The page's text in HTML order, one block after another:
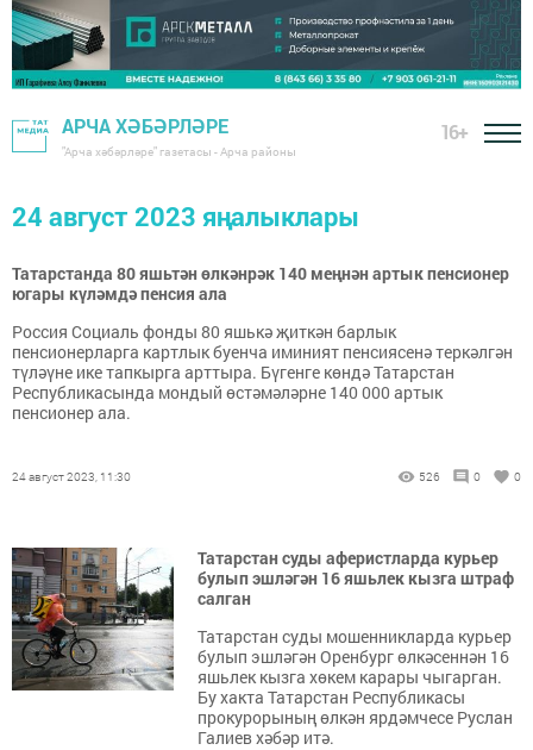
АРЧА ХӘБӘРЛӘРЕ
"Арча хәбәрләре" газетасы - Арча районы
16+
24 август 2023 яңалыклары
Татарстанда 80 яшьтән өлкәнрәк 140 меңнән артык пенсионер
югары күләмдә пенсия ала
Россия Социаль фонды 80 яшькә җиткән барлык
пенсионерларга картлык буенча иминият пенсиясенә теркәлгән
түләүне ике тапкырга арттыра. Бүгенге көндә Татарстан
Республикасында мондый өстәмәләрне 140 000 артык
пенсионер ала.
24 август 2023, 11:30 526 0 0
Татарстан суды аферистларда курьер
булып эшләгән 16 яшьлек кызга штраф
салган
Татарстан суды мошенникларда курьер
булып эшләгән Оренбург өлкәсеннән 16
яшьлек кызга хөкем карары чыгарган.
Бу хакта Татарстан Республикасы
прокурорының өлкән ярдәмчесе Руслан
Галиев хәбәр итә.